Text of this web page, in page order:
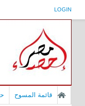
LOGIN
قائمة المسوح